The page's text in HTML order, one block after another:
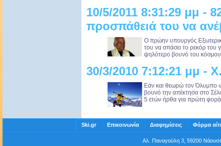
10/5/2011 8:31:29 μμ -
προσπάθειά του να
Ο πρώην υπουργός
του να σπάσει το ρεκόρ του
ψηλότερο βουνό του κόσμου.
30/3/2010 7:12:21 μμ -
Εάν και θεωρώ τον Όλυμπο
βουνό την απέκτησα στο
5 ετών ήρθα για πρώτη φορά
Ski.gr Επικοινωνία Διαφημίσεις Φόρμα
Αλ. Παναγούλη 3, 59200